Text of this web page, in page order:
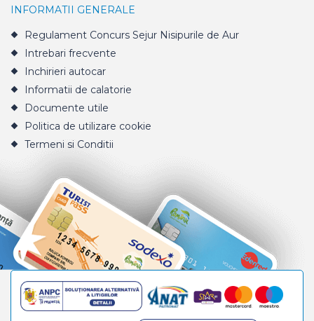
INFORMATII GENERALE
Regulament Concurs Sejur Nisipurile de Aur
Intrebari frecvente
Inchirieri autocar
Informatii de calatorie
Documente utile
Politica de utilizare cookie
Termeni si Conditii